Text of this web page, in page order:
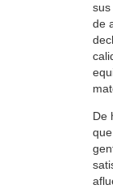
sus
de
De